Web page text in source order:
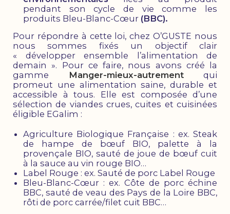
pendant son cycle de vie comme les
produits Bleu-Blanc-Cœur (BBC).
Pour répondre à cette loi, chez O’GUSTE nous
nous sommes fixés un objectif clair
« développer ensemble l’alimentation de
demain ». Pour ce faire, nous avons créé la
gamme
Manger-mieux-autrementqui
promeut une alimentation saine, durable et
accessible à tous. Elle est composée d’une
sélection de viandes crues, cuites et cuisinées
éligible EGalim :
Agriculture Biologique Française : ex. Steak
de hampe de bœuf BIO, palette à la
provençale BIO, sauté de joue de bœuf cuit
à la sauce au vin rouge BIO…
Label Rouge : ex. Sauté de porc Label Rouge
Bleu-Blanc-Cœur : ex. Côte de porc échine
BBC, sauté de veau des Pays de la Loire BBC,
rôti de porc carrée/filet cuit BBC…